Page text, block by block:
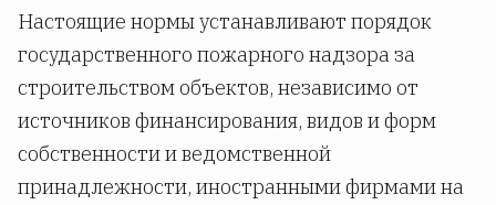
Настоящие нормы устанавливают порядок
государственного пожарного надзора за
строительством объектов, независимо от
источников финансирования, видов и форм
собственности и ведомственной
принадлежности, иностранными фирмами на